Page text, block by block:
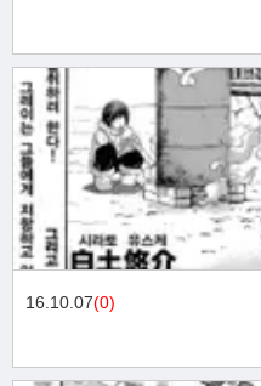
16.10.07(0)